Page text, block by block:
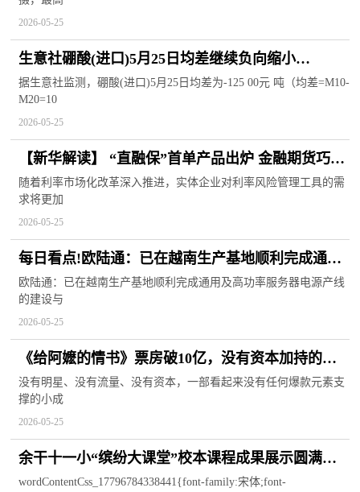
2026-05-25
生意社硼酸(进口)5月25日均差继续负向缩小
为-125.00元/吨 观焦点
据生意社监测，硼酸(进口)5月25日均差为-125 00元 吨（均差=M10-
M20=10
2026-05-25
【新华解读】 “直融保”首单产品出炉 金融期货巧解
债券融资利率风险管理难题
随着利率市场化改革深入推进，实体企业对利率风险管理工具的需
求将更加
2026-05-25
每日看点!欧陆通：已在越南生产基地顺利完成通用
及高功率服务器电源产线的建设与调试
欧陆通：已在越南生产基地顺利完成通用及高功率服务器电源产线
的建设与
2026-05-25
《给阿嬷的情书》票房破10亿，没有资本加持的小
制作为何成功
没有明星、没有流量、没有资本，一部看起来没有任何爆款元素支
撑的小成
2026-05-25
余干十一小“缤纷大课堂”校本课程成果展示圆满落
幕_速看
wordContentCss_17796784338441{font-family:宋体;font-